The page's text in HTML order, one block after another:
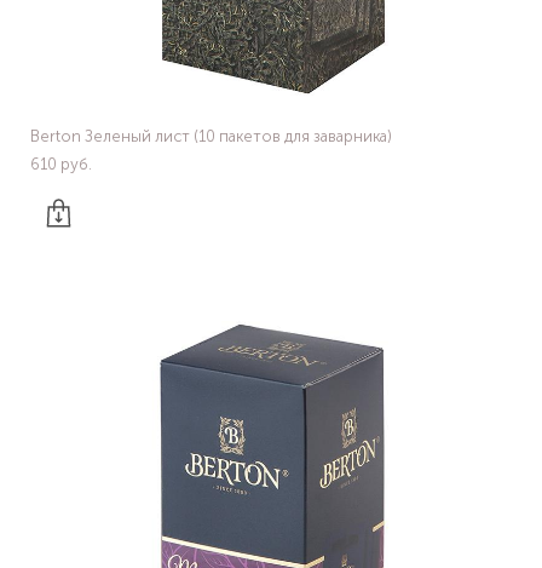
Berton Зеленый лист (10 пакетов для заварника)
610 pуб.